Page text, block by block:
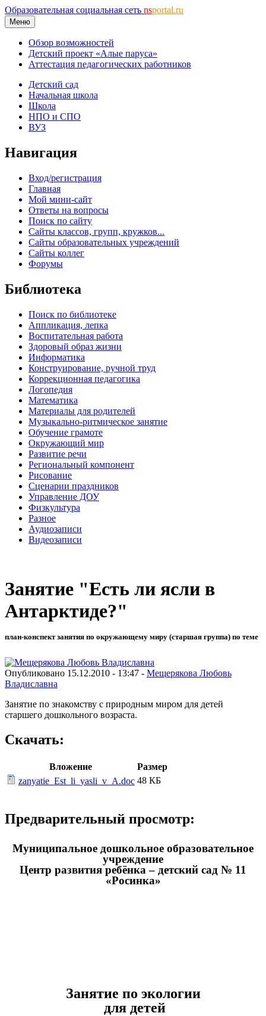
Образовательная социальная сеть nsportal.ru
Меню
Обзор возможностей
Детский проект «Алые паруса»
Аттестация педагогических работников
Детский сад
Начальная школа
Школа
НПО и СПО
ВУЗ
Навигация
Вход/регистрация
Главная
Мой мини-сайт
Ответы на вопросы
Поиск по сайту
Сайты классов, групп, кружков...
Сайты образовательных учреждений
Сайты коллег
Форумы
Библиотека
Поиск по библиотеке
Аппликация, лепка
Воспитательная работа
Здоровый образ жизни
Информатика
Конструирование, ручной труд
Коррекционная педагогика
Логопедия
Математика
Материалы для родителей
Музыкально-ритмическое занятие
Обучение грамоте
Окружающий мир
Развитие речи
Региональный компонент
Рисование
Сценарии праздников
Управление ДОУ
Физкультура
Разное
Аудиозаписи
Видеозаписи
Занятие "Есть ли ясли в
Антарктиде?"
план-конспект занятия по окружающему миру (старшая группа) по теме
Опубликовано 15.12.2010 - 13:47 - Мещерякова Любовь
Владиславна
Занятие по знакомству с природным миром для детей
старшего дошкольного возраста.
Скачать:
Вложение
Размер
zanyatie_Est_li_yasli_v_A.doc 48 КБ
Предварительный просмотр:
Муниципальное дошкольное образовательное
учреждение
Центр развития ребёнка – детский сад № 11
«Росинка»
Занятие по экологии
для детей